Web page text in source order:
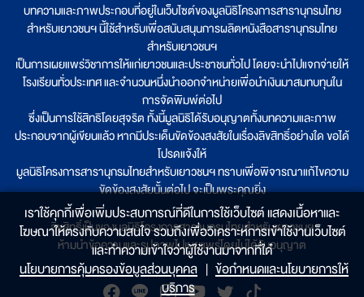
บทความและภาพประกอบที่อยู่ในเว็บไซต์ของมูลนิธิโครงการสารานุกรมไทย
สำหรับเยาวชนฯ นี้ใช้สำหรับเพื่อสนับสนุนการผลิตหนังสือสารานุกรมไทย
สำหรับเยาวชนฯ
เป็นการเผยแพร่วิชาการให้แก่เยาวชนและประชาชนทั่วไป โดยจะนำไปแจกจ่ายให้
โรงเรียนทั่วประเทศ และจำนวนหนึ่งนำออกจำหน่ายเพื่อนำเงินมาสมทบทุนใน
การจัดพิมพ์ต่อไป
ซึ่งเป็นการใช้สิทธิโดยสุจริต ทั้งนี้มูลนิธิได้รับอนุญาตทั้งบทความและภาพ
ประกอบจากผู้เขียนแล้ว หากมีประเด็นขัดข้องสงสัยในเรื่องลิขสิทธิ์อย่างใด ขอได้
โปรดแจ้งให้
มูลนิธิโครงการสารานุกรมไทยสำหรับเยาวชนฯ ทราบเพื่อพิจารณาแก้ไขความ
ขัดข้องสงสัยนั้นต่อไป จะเป็นพระคุณยิ่ง
ลิขสิทธิ์เป็นของมูลนิธิโครงการสารานุกรมไทยสำหรับเยาวชนฯ
ห้ามนำข้อความและรูปภาพไปเผยแพร่โดยไม่ได้รับอนุญาต
เราใช้คุกกี้เพื่อเพิ่มประสบการณ์ที่ดีในการใช้เว็บไซต์ แสดงเนื้อหาและ
โฆษณาให้ตรงกับความสนใจ รวมถึงเพื่อวิเคราะห์การเข้าใช้งานเว็บไซต์
และทำความเข้าใจว่าผู้ใช้งานมาจากที่ใด๋
นโยบายการคุ้มครองข้อมูลส่วนบุคคล | ข้อกำหนดและนโยบายการให้
บริการ